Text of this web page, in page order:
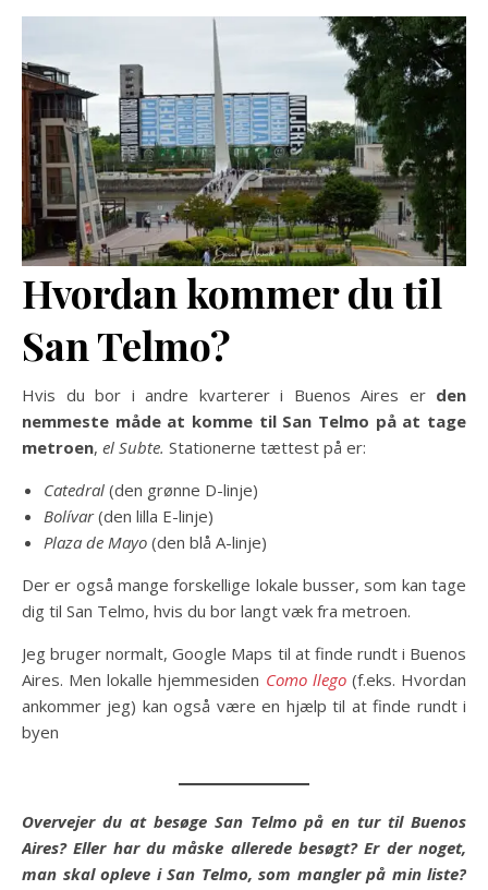
Hvordan kommer du til
San Telmo?
Hvis du bor i andre kvarterer i Buenos Aires er den
nemmeste måde at komme til San Telmo på at tage
metroen, el Subte. Stationerne tættest på er:
Catedral (den grønne D-linje)
Bolívar(den lilla E-linje)
Plaza de Mayo (den blå A-linje)
Der er også mange forskellige lokale busser, som kan tage
dig til San Telmo, hvis du bor langt væk fra metroen.
Jeg bruger normalt, Google Maps til at finde rundt i Buenos
Aires. Men lokalle hjemmesiden Como llego(f.eks. Hvordan
ankommer jeg) kan også være en hjælp til at finde rundt i
byen
Overvejer du at besøge San Telmo på en tur til Buenos
Aires? Eller har du måske allerede besøgt? Er der noget,
man skal opleve i San Telmo, som mangler på min liste?